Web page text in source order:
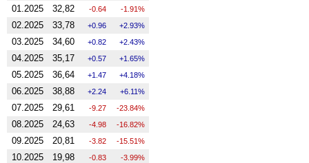
01.2025 32,82 -0.64 -1.91%
02.2025 33,78 0.96 2.93%
03.2025 34,60 0.82 2.43%
04.2025 35,17 0.57 1.65%
05.2025 36,64 1.47 4.18%
06.2025 38,88 2.24 6.11%
07.2025 29,61 -9.27 -23.84%
08.2025 24,63 -4.98 -16.82%
09.2025 20,81 -3.82 -15.51%
10.2025 19,98 -0.83 -3.99%